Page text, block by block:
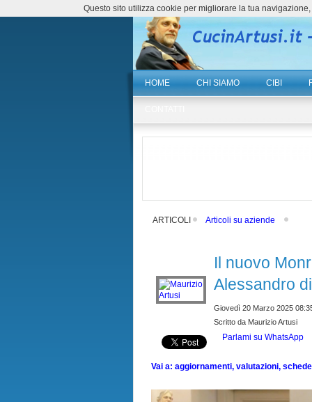
HOME CHI SIAMO CIBI
ARTICOLI Articoli su aziende
Il nuovo
Alessandro
Giovedì 20 Marzo 2025
Scritto da Maurizio Artusi
Parlami su WhatsApp
Vai a: aggiornamenti, valutazioni,
Questo sito utilizza cookie per migliorare la tua